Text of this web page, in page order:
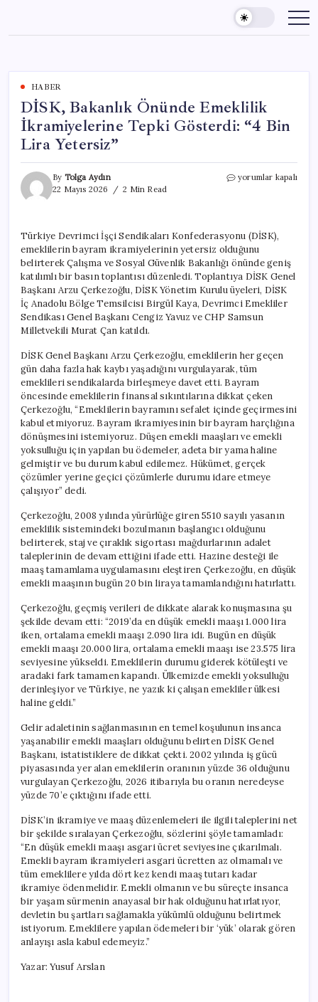
content
HABER
DİSK, Bakanlık Önünde Emeklilik
İkramiyelerine Tepki Gösterdi: “4 Bin
Lira Yetersiz”
By Tolga Aydın
22 Mayıs 2026
2 Min Read
DİSK,
Tepki
Gösterdi:
“4
Bin
Lira
Yetersiz”
için
yorumlar kapalı
Türkiye Devrimci İşçi Sendikaları Konfederasyonu (DİSK),
emeklilerin bayram ikramiyelerinin yetersiz olduğunu
belirterek Çalışma ve Sosyal Güvenlik Bakanlığı önünde geniş
katılımlı bir basın toplantısı düzenledi. Toplantıya DİSK Genel
Başkanı Arzu Çerkezoğlu, DİSK Yönetim Kurulu üyeleri, DİSK
İç Anadolu Bölge Temsilcisi Birgül Kaya, Devrimci Emekliler
Sendikası Genel Başkanı Cengiz Yavuz ve CHP Samsun
Milletvekili Murat Çan katıldı.
DİSK Genel Başkanı Arzu Çerkezoğlu, emeklilerin her geçen
gün daha fazla hak kaybı yaşadığını vurgulayarak, tüm
emeklileri sendikalarda birleşmeye davet etti. Bayram
öncesinde emeklilerin finansal sıkıntılarına dikkat çeken
Çerkezoğlu, “Emeklilerin bayramını sefalet içinde geçirmesini
kabul etmiyoruz. Bayram ikramiyesinin bir bayram harçlığına
dönüşmesini istemiyoruz. Düşen emekli maaşları ve emekli
yoksulluğu için yapılan bu ödemeler, adeta bir yama haline
gelmiştir ve bu durum kabul edilemez. Hükümet, gerçek
çözümler yerine geçici çözümlerle durumu idare etmeye
çalışıyor” dedi.
Çerkezoğlu, 2008 yılında yürürlüğe giren 5510 sayılı yasanın
emeklilik sistemindeki bozulmanın başlangıcı olduğunu
belirterek, staj ve çıraklık sigortası mağdurlarının adalet
taleplerinin de devam ettiğini ifade etti. Hazine desteği ile
maaş tamamlama uygulamasını eleştiren Çerkezoğlu, en düşük
emekli maaşının bugün 20 bin liraya tamamlandığını hatırlattı.
Çerkezoğlu, geçmiş verileri de dikkate alarak konuşmasına şu
şekilde devam etti: “2019’da en düşük emekli maaşı 1.000 lira
iken, ortalama emekli maaşı 2.090 lira idi. Bugün en düşük
emekli maaşı 20.000 lira, ortalama emekli maaşı ise 23.575 lira
seviyesine yükseldi. Emeklilerin durumu giderek kötüleşti ve
aradaki fark tamamen kapandı. Ülkemizde emekli yoksulluğu
derinleşiyor ve Türkiye, ne yazık ki çalışan emekliler ülkesi
haline geldi.”
Gelir adaletinin sağlanmasının en temel koşulunun insanca
yaşanabilir emekli maaşları olduğunu belirten DİSK Genel
Başkanı, istatistiklere de dikkat çekti. 2002 yılında iş gücü
piyasasında yer alan emeklilerin oranının yüzde 36 olduğunu
vurgulayan Çerkezoğlu, 2026 itibarıyla bu oranın neredeyse
yüzde 70’e çıktığını ifade etti.
DİSK’in ikramiye ve maaş düzenlemeleri ile ilgili taleplerini net
bir şekilde sıralayan Çerkezoğlu, sözlerini şöyle tamamladı:
“En düşük emekli maaşı asgari ücret seviyesine çıkarılmalı.
Emekli bayram ikramiyeleri asgari ücretten az olmamalı ve
tüm emeklilere yılda dört kez kendi maaş tutarı kadar
ikramiye ödenmelidir. Emekli olmanın ve bu süreçte insanca
bir yaşam sürmenin anayasal bir hak olduğunu hatırlatıyor,
devletin bu şartları sağlamakla yükümlü olduğunu belirtmek
istiyorum. Emeklilere yapılan ödemeleri bir ‘yük’ olarak gören
anlayışı asla kabul edemeyiz.”
Yazar: Yusuf Arslan